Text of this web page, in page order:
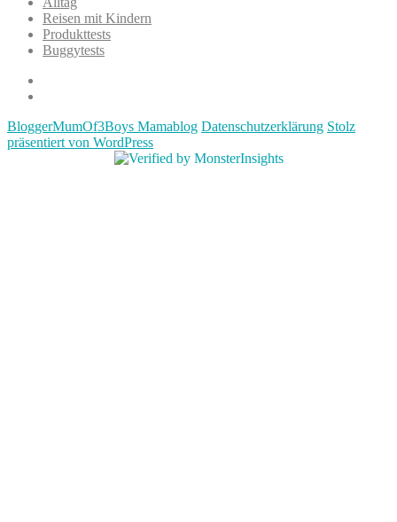
Reisen mit Kindern
Produkttests
Buggytests
BloggerMumOf3Boys Mamablog Datenschutzerklärung Stolz
präsentiert von WordPress